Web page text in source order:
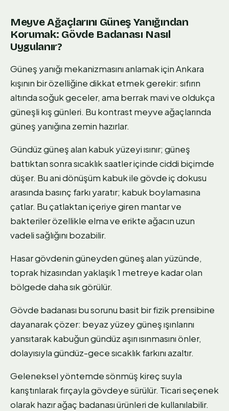
Meyve Ağaçlarını Güneş Yanığından
Korumak: Gövde Badanası Nasıl
Uygulanır?
Güneş yanığı mekanizmasını anlamak için Ankara
kışının bir özelliğine dikkat etmek gerekir: sıfırın
altında soğuk geceler, ama berrak mavi ve oldukça
güneşli kış günleri. Bu kontrast meyve ağaçlarında
güneş yanığına zemin hazırlar.
Gündüz güneş alan kabuk yüzeyi ısınır; güneş
battıktan sonra sıcaklık saatler içinde ciddi biçimde
düşer. Bu ani dönüşüm kabuk ile gövde iç dokusu
arasında basınç farkı yaratır; kabuk boylamasına
çatlar. Bu çatlaktan içeriye giren mantar ve
bakteriler özellikle elma ve erikte ağacın uzun
vadeli sağlığını bozabilir.
Hasar gövdenin güneyden güneş alan yüzünde,
toprak hizasından yaklaşık 1 metreye kadar olan
bölgede daha sık görülür.
Gövde badanası bu sorunu basit bir fizik prensibine
dayanarak çözer: beyaz yüzey güneş ışınlarını
yansıtarak kabuğun gündüz aşırı ısınmasını önler,
dolayısıyla gündüz-gece sıcaklık farkını azaltır.
Geleneksel yöntemde sönmüş kireç suyla
karıştırılarak fırçayla gövdeye sürülür. Ticari seçenek
olarak hazır ağaç badanası ürünleri de kullanılabilir.